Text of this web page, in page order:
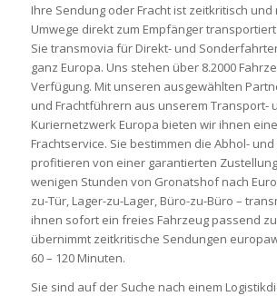
Ihre Sendung oder Fracht ist zeitkritisch und
Umwege direkt zum Empfänger
Sie transmovia für Direkt- und
ganz Europa. Uns stehen über 8.2000
Verfügung. Mit unseren ausgewählten
und Frachtführern aus unserem Transport-
Kuriernetzwerk Europa bieten wir ihnen
Frachtservice. Sie bestimmen die Abhol-
profitieren von einer garantierten
wenigen Stunden von Gronatshof nach
zu-Tür, Lager-zu-Lager, Büro-zu-Büro –
ihnen sofort ein freies Fahrzeug passend
übernimmt zeitkritische Sendungen
60 – 120 Minuten.
Sie sind auf der Suche nach einem